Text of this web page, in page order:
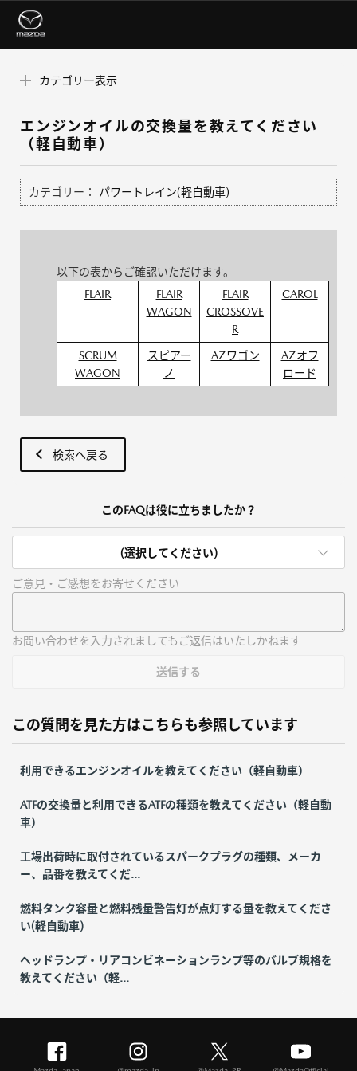
カテゴリー表示
エンジンオイルの交換量を教えてください
（軽自動車）
カテゴリー： パワートレイン(軽自動車)
以下の表からご確認いただけます。
FLAIR
FLAIR
WAGON
FLAIR
CROSSOVE
R
CAROL
SCRUM
WAGON
スピアー
ノ
AZワゴン
AZオフ
ロード
検索へ戻る
このFAQは役に立ちましたか？
(選択してください)
ご意見・ご感想をお寄せください
お問い合わせを入力されましてもご返信はいたしかねます
送信する
この質問を見た方はこちらも参照しています
利用できるエンジンオイルを教えてください（軽自動車）
ATFの交換量と利用できるATFの種類を教えてください（軽自動
車）
工場出荷時に取付されているスパークプラグの種類、メーカ
ー、品番を教えてくだ...
燃料タンク容量と燃料残量警告灯が点灯する量を教えてくださ
い(軽自動車)
ヘッドランプ・リアコンビネーションランプ等のバルブ規格を
教えてください（軽...